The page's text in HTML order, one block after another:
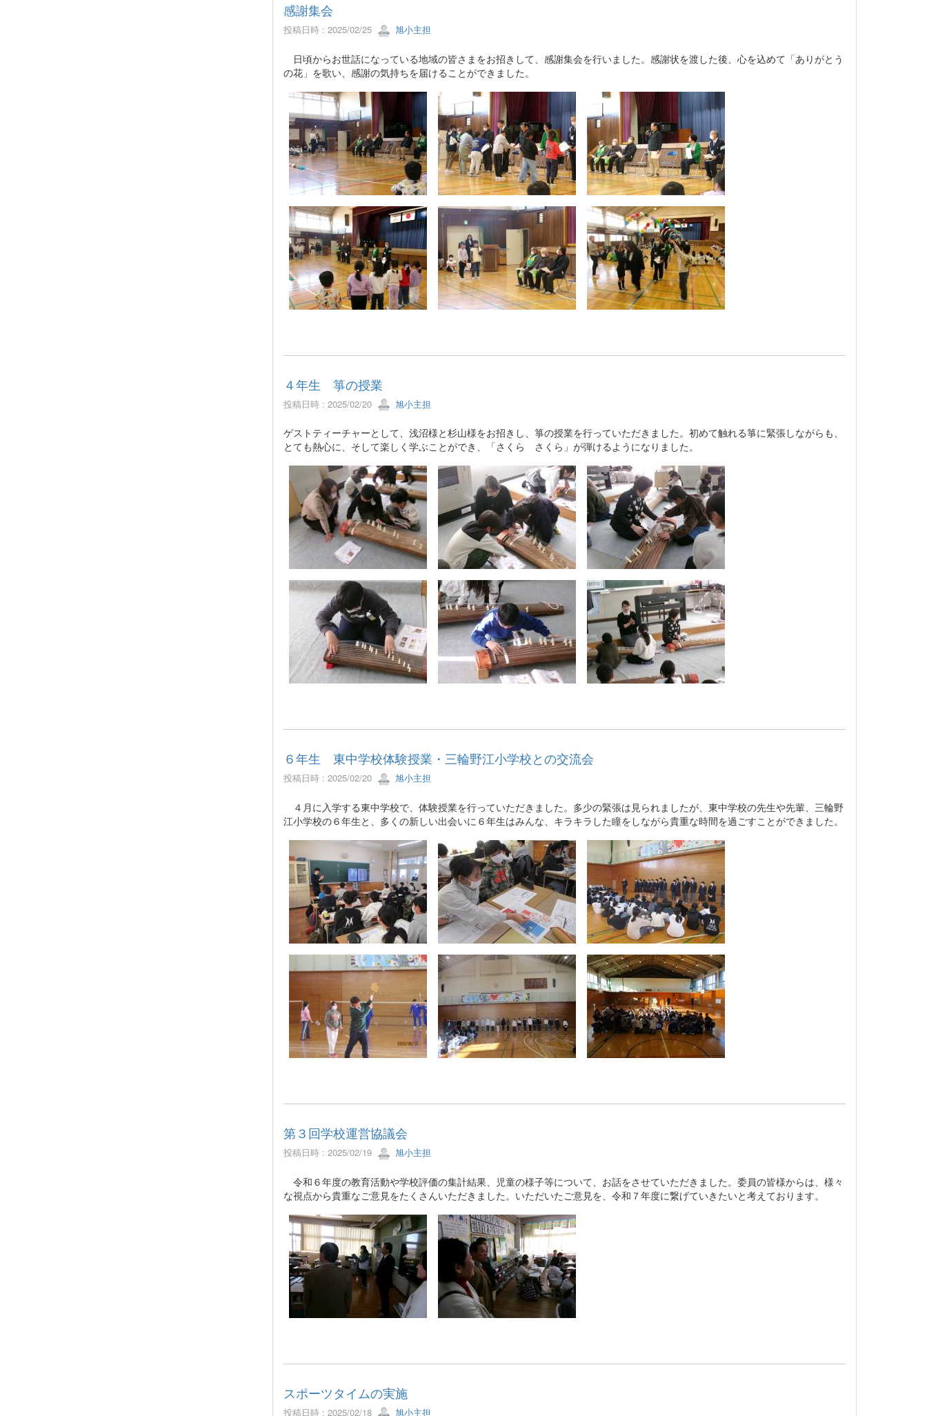
感謝集会
投稿日時 : 2025/02/25 旭小主担
日頃からお世話になっている地域の皆さまをお招きして、感謝集会を行いました。感謝状を渡した後、心を込めて「ありがとう
の花」を歌い、感謝の気持ちを届けることができました。
４年生 箏の授業
投稿日時 : 2025/02/20 旭小主担
ゲストティーチャーとして、浅沼様と杉山様をお招きし、箏の授業を行っていただきました。初めて触れる箏に緊張しながらも、
とても熱心に、そして楽しく学ぶことができ、「さくら さくら」が弾けるようになりました。
６年生 東中学校体験授業・三輪野江小学校との交流会
投稿日時 : 2025/02/20 旭小主担
４月に入学する東中学校で、体験授業を行っていただきました。多少の緊張は見られましたが、東中学校の先生や先輩、三輪野
江小学校の６年生と、多くの新しい出会いに６年生はみんな、キラキラした瞳をしながら貴重な時間を過ごすことができました。
第３回学校運営協議会
投稿日時 : 2025/02/19 旭小主担
令和６年度の教育活動や学校評価の集計結果、児童の様子等について、お話をさせていただきました。委員の皆様からは、様々
な視点から貴重なご意見をたくさんいただきました。いただいたご意見を、令和７年度に繋げていきたいと考えております。
スポーツタイムの実施
投稿日時 : 2025/02/18 旭小主担